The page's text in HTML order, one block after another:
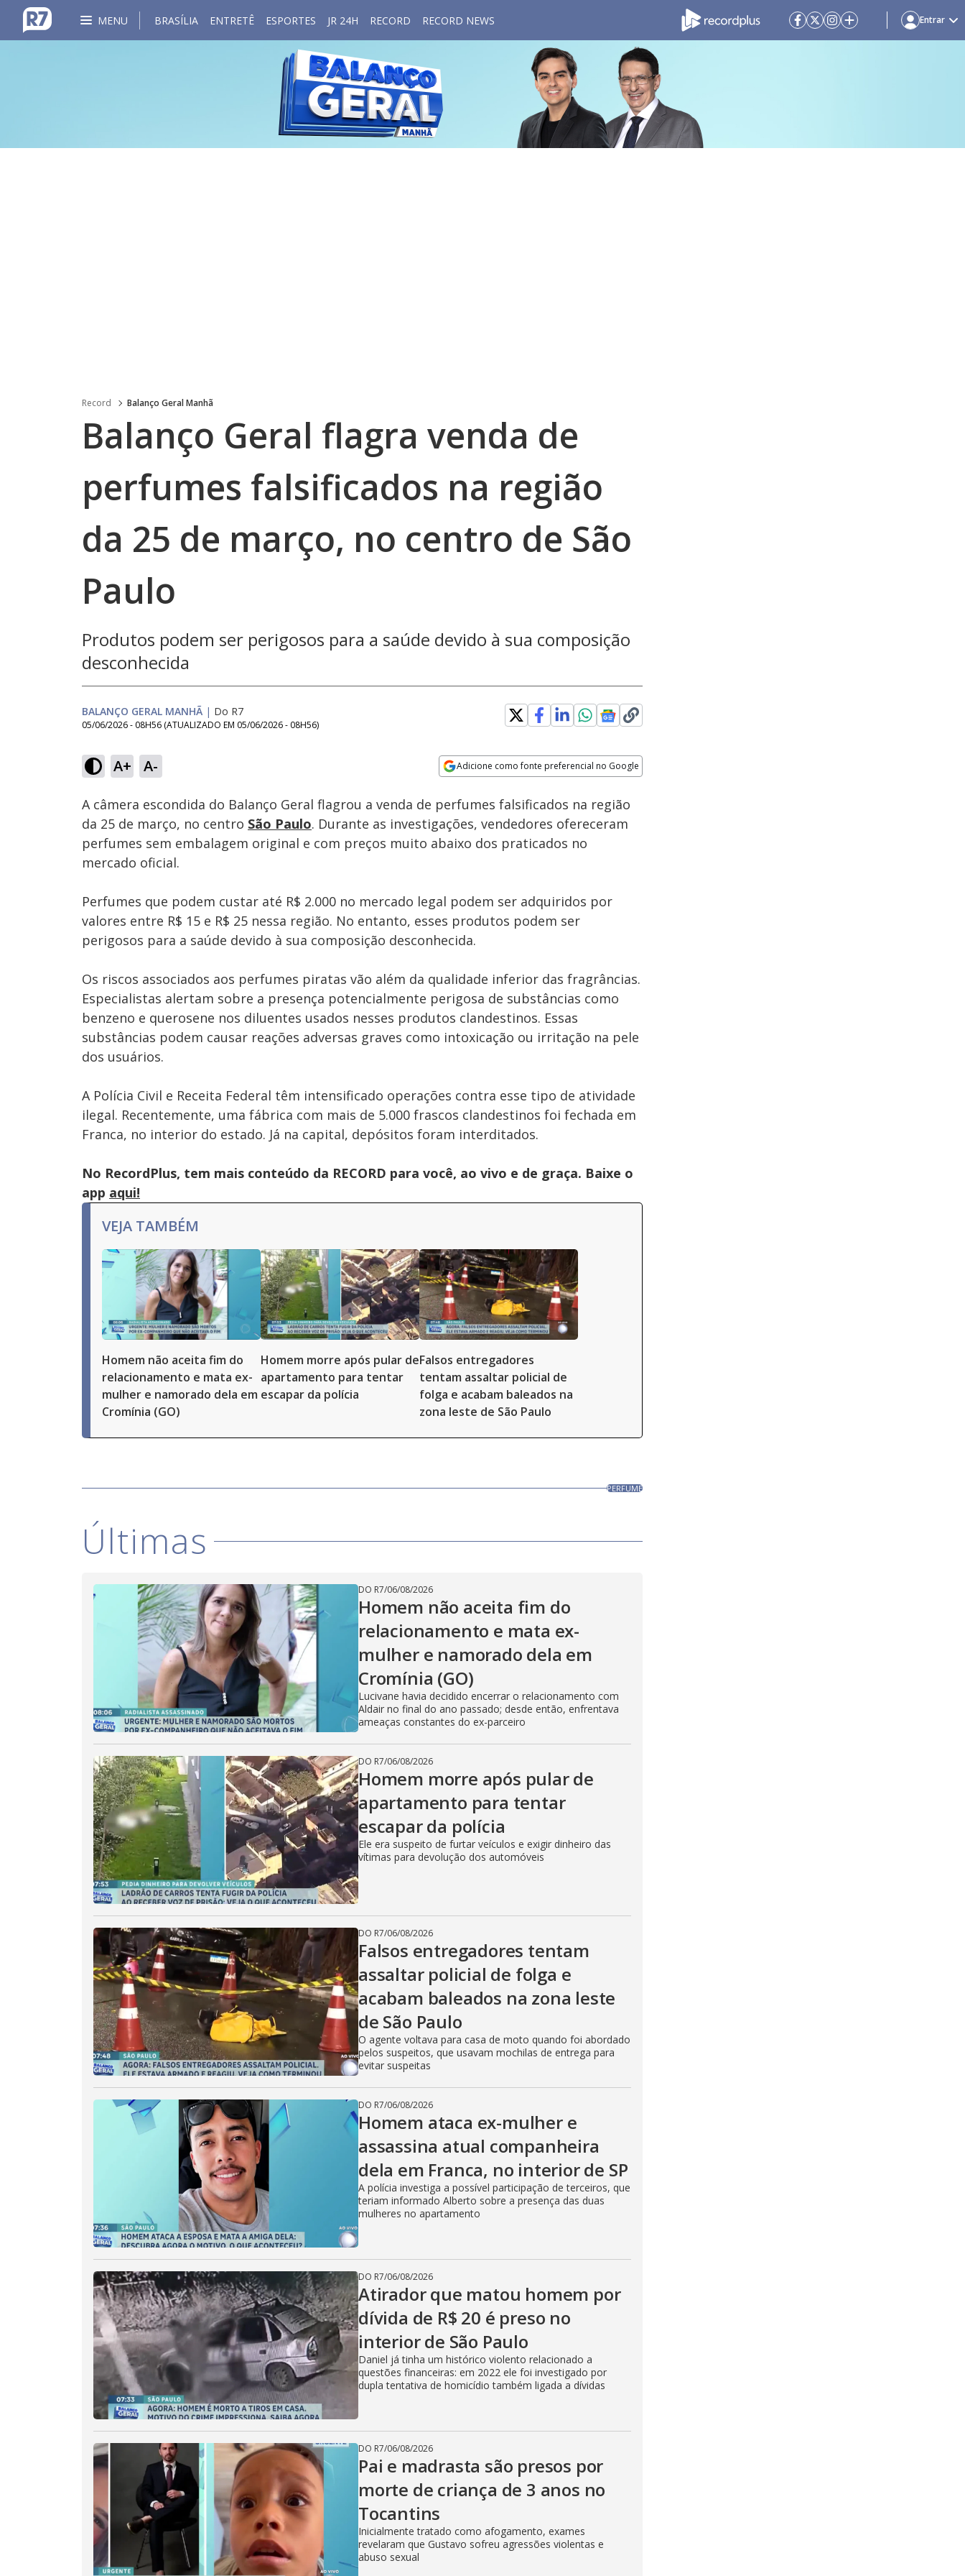
MENU BRASÍLIA ENTRETÊ ESPORTES JR 24H RECORD RECORD NEWS Entrar
Record Balanço Geral Manhã
Balanço Geral flagra venda de
perfumes falsificados na região
da 25 de março, no centro de São
Paulo
Produtos podem ser perigosos para a saúde devido à sua composição
desconhecida
BALANÇO GERAL MANHÃ | Do R7
05/06/2026 - 08H56 (ATUALIZADO EM 05/06/2026 - 08H56)
A+ A- Adicione como fonte preferencial no Google
relacionamento e mata ex-
mulher e namorado dela em
Cromínia (GO)
Ativar
Som
21.89%
Velocidade
A câmera escondida do Balanço Geral flagrou a venda de perfumes falsificados na região
da 25 de março, no centro São Paulo. Durante as investigações, vendedores ofereceram
perfumes sem embalagem original e com preços muito abaixo dos praticados no
mercado oficial.
Perfumes que podem custar até R$ 2.000 no mercado legal podem ser adquiridos por
valores entre R$ 15 e R$ 25 nessa região. No entanto, esses produtos podem ser
perigosos para a saúde devido à sua composição desconhecida.
Os riscos associados aos perfumes piratas vão além da qualidade inferior das fragrâncias.
Especialistas alertam sobre a presença potencialmente perigosa de substâncias como
benzeno e querosene nos diluentes usados nesses produtos clandestinos. Essas
substâncias podem causar reações adversas graves como intoxicação ou irritação na pele
dos usuários.
A Polícia Civil e Receita Federal têm intensificado operações contra esse tipo de atividade
ilegal. Recentemente, uma fábrica com mais de 5.000 frascos clandestinos foi fechada em
Franca, no interior do estado. Já na capital, depósitos foram interditados.
No RecordPlus, tem mais conteúdo da RECORD para você, ao vivo e de graça. Baixe o
app aqui!
VEJA TAMBÉM
Homem não aceita fim do
relacionamento e mata ex-
mulher e namorado dela em
Cromínia (GO)
Homem morre após pular de
apartamento para tentar
escapar da polícia
Falsos entregadores
tentam assaltar policial de
folga e acabam baleados na
zona leste de São Paulo
PERFUME
Últimas
DO R7/06/08/2026
Homem não aceita fim do
relacionamento e mata ex-
mulher e namorado dela em
Cromínia (GO)
Lucivane havia decidido encerrar o relacionamento com
Aldair no final do ano passado; desde então, enfrentava
ameaças constantes do ex-parceiro
DO R7/06/08/2026
Homem morre após pular de
apartamento para tentar
escapar da polícia
Ele era suspeito de furtar veículos e exigir dinheiro das
vítimas para devolução dos automóveis
DO R7/06/08/2026
Falsos entregadores tentam
assaltar policial de folga e
acabam baleados na zona leste
de São Paulo
O agente voltava para casa de moto quando foi abordado
pelos suspeitos, que usavam mochilas de entrega para
evitar suspeitas
DO R7/06/08/2026
Homem ataca ex-mulher e
assassina atual companheira
dela em Franca, no interior de SP
A polícia investiga a possível participação de terceiros, que
teriam informado Alberto sobre a presença das duas
mulheres no apartamento
DO R7/06/08/2026
Atirador que matou homem por
dívida de R$ 20 é preso no
interior de São Paulo
Daniel já tinha um histórico violento relacionado a
questões financeiras: em 2022 ele foi investigado por
dupla tentativa de homicídio também ligada a dívidas
DO R7/06/08/2026
Pai e madrasta são presos por
morte de criança de 3 anos no
Tocantins
Inicialmente tratado como afogamento, exames
revelaram que Gustavo sofreu agressões violentas e
abuso sexual